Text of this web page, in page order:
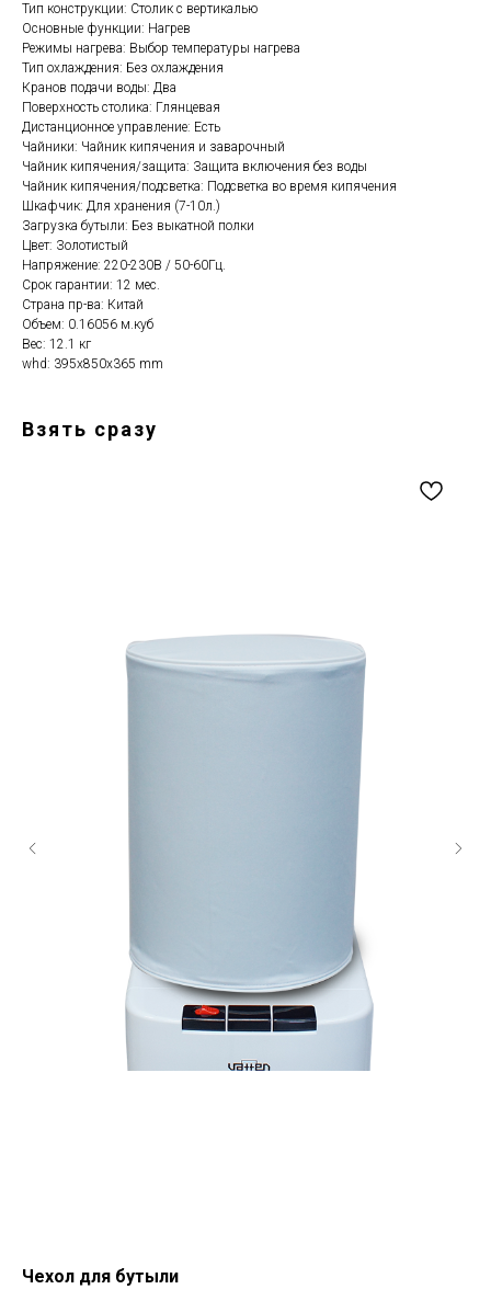
Тип конструкции: Столик с вертикалью
Основные функции: Нагрев
Режимы нагрева: Выбор температуры нагрева
Тип охлаждения: Без охлаждения
Кранов подачи воды: Два
Поверхность столика: Глянцевая
Дистанционное управление: Есть
Чайники: Чайник кипячения и заварочный
Чайник кипячения/защита: Защита включения без воды
Чайник кипячения/подсветка: Подсветка во время кипячения
Шкафчик: Для хранения (7-10л.)
Загрузка бутыли: Без выкатной полки
Цвет: Золотистый
Напряжение: 220-230В / 50-60Гц.
Срок гарантии: 12 мес.
Страна пр-ва: Китай
Объем: 0.16056 м.куб
Вес: 12.1 кг
whd: 395x850x365 mm
Взять сразу
Чехол для бутыли